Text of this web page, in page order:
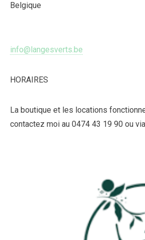
Belgique
info@langesverts.be
HORAIRES
La boutique et les locations
contactez moi au 0474 43 19 90 ou via